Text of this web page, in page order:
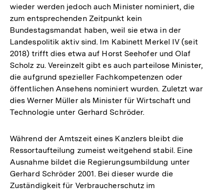
wieder werden jedoch auch Minister nominiert, die
zum entsprechenden Zeitpunkt kein
Bundestagsmandat haben, weil sie etwa in der
Landespolitik aktiv sind. Im Kabinett Merkel IV (seit
2018) trifft dies etwa auf Horst Seehofer und Olaf
Scholz zu. Vereinzelt gibt es auch parteilose Minister,
die aufgrund spezieller Fachkompetenzen oder
öffentlichen Ansehens nominiert wurden. Zuletzt war
dies Werner Müller als Minister für Wirtschaft und
Technologie unter Gerhard Schröder.
Während der Amtszeit eines Kanzlers bleibt die
Ressortaufteilung zumeist weitgehend stabil. Eine
Ausnahme bildet die Regierungsumbildung unter
Gerhard Schröder 2001. Bei dieser wurde die
Zuständigkeit für Verbraucherschutz im